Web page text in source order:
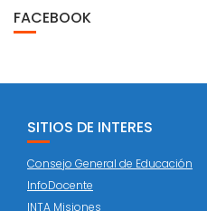
FACEBOOK
SITIOS DE INTERES
Consejo General de Educación
InfoDocente
INTA Misiones